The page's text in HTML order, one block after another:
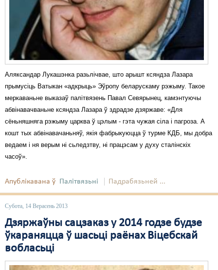
Аляксандар Лукашэнка разьлічвае, што арышт ксяндза Лазара
прымусіць Ватыкан «адкрыць» Эўропу беларускаму рэжыму. Такое
меркаваньне выказаў палітвязень Павал Севярынец, камэнтуючы
абвінавачваньне ксяндза Лазара ў здрадзе дзяржаве: «Для
сёньняшняга рэжыму царква ў цэлым - гэта чужая сіла і пагроза. А
кошт тых абвінавачаньняў, якія фабрыкуюцца ў турме КДБ, мы добра
ведаем і ня верым ні сьледзтву, ні працэсам у духу сталінскіх
часоў».
Апублікавана ў Палітвязьні Падрабязьней ...
Субота, 14 Верасень 2013
Дзяржаўны сацзаказ у 2014 годзе будзе
ўкараняцца ў шасьці раёнах Віцебскай
вобласьці